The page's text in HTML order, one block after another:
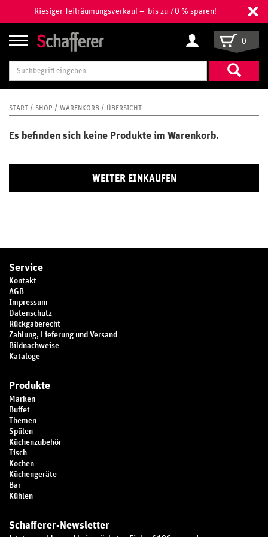
Riesiger Teilräumungsverkauf – bis zu 70 % sparen!
Suchbegriff
eingeben
0
START SHOP WARENKORB ÜBERSICHT
Es befinden sich keine Produkte im Warenkorb.
WEITER EINKAUFEN
Service
Kontakt
AGB
Impressum
Datenschutz
Rückgaberecht
Zahlung, Lieferung und Versand
Bildnachweise
Kataloge
Produkte
Marken
Buffet
Themen
Spülen
Küchenzubehör
Tisch
Kochen
Küchengeräte
Bar
Kühlen
Schafferer-Newsletter